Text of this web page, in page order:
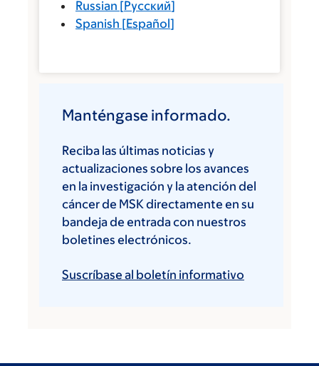
Russian [Русский]
Spanish [Español]
Manténgase informado.
Reciba las últimas noticias y
actualizaciones sobre los avances
en la investigación y la atención del
cáncer de MSK directamente en su
bandeja de entrada con nuestros
boletines electrónicos.
Suscríbase al boletín informativo